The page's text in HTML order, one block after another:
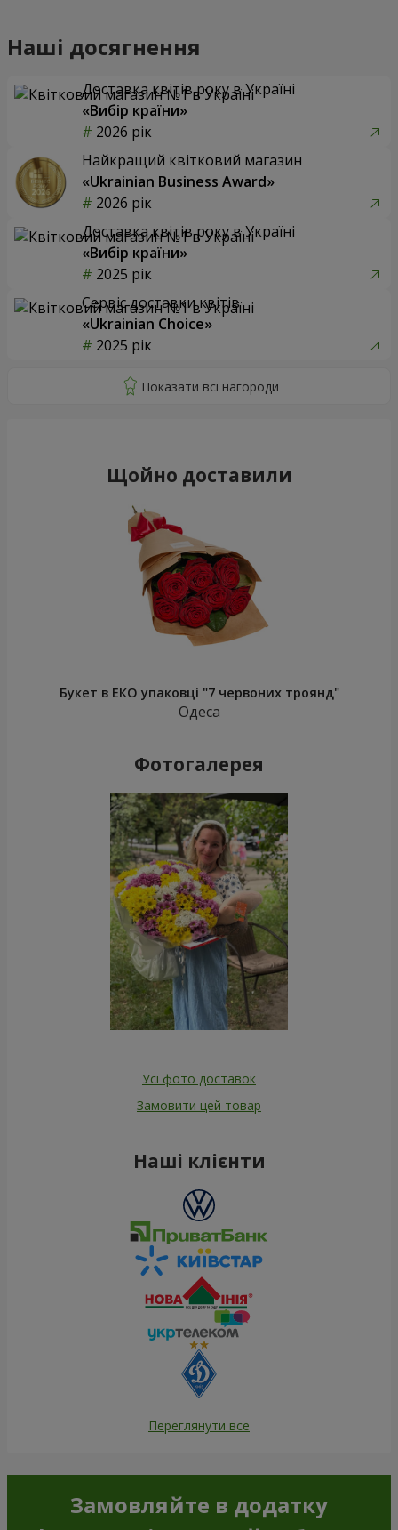
Наші досягнення
Доставка квітів року в Україні
«Вибір країни»
2026 рік
Найкращий квітковий магазин
«Ukrainian Business Award»
2026 рік
Доставка квітів року в Україні
«Вибір країни»
2025 рік
Сервіс доставки квітів
«Ukrainian Choice»
2025 рік
Щойно доставили
Букет в ЕКО упаковці "7 червоних троянд"
Одеса
Фотогалерея
Усі фото доставок
Замовити цей товар
Наші клієнти
Переглянути все
Замовляйте в додатку